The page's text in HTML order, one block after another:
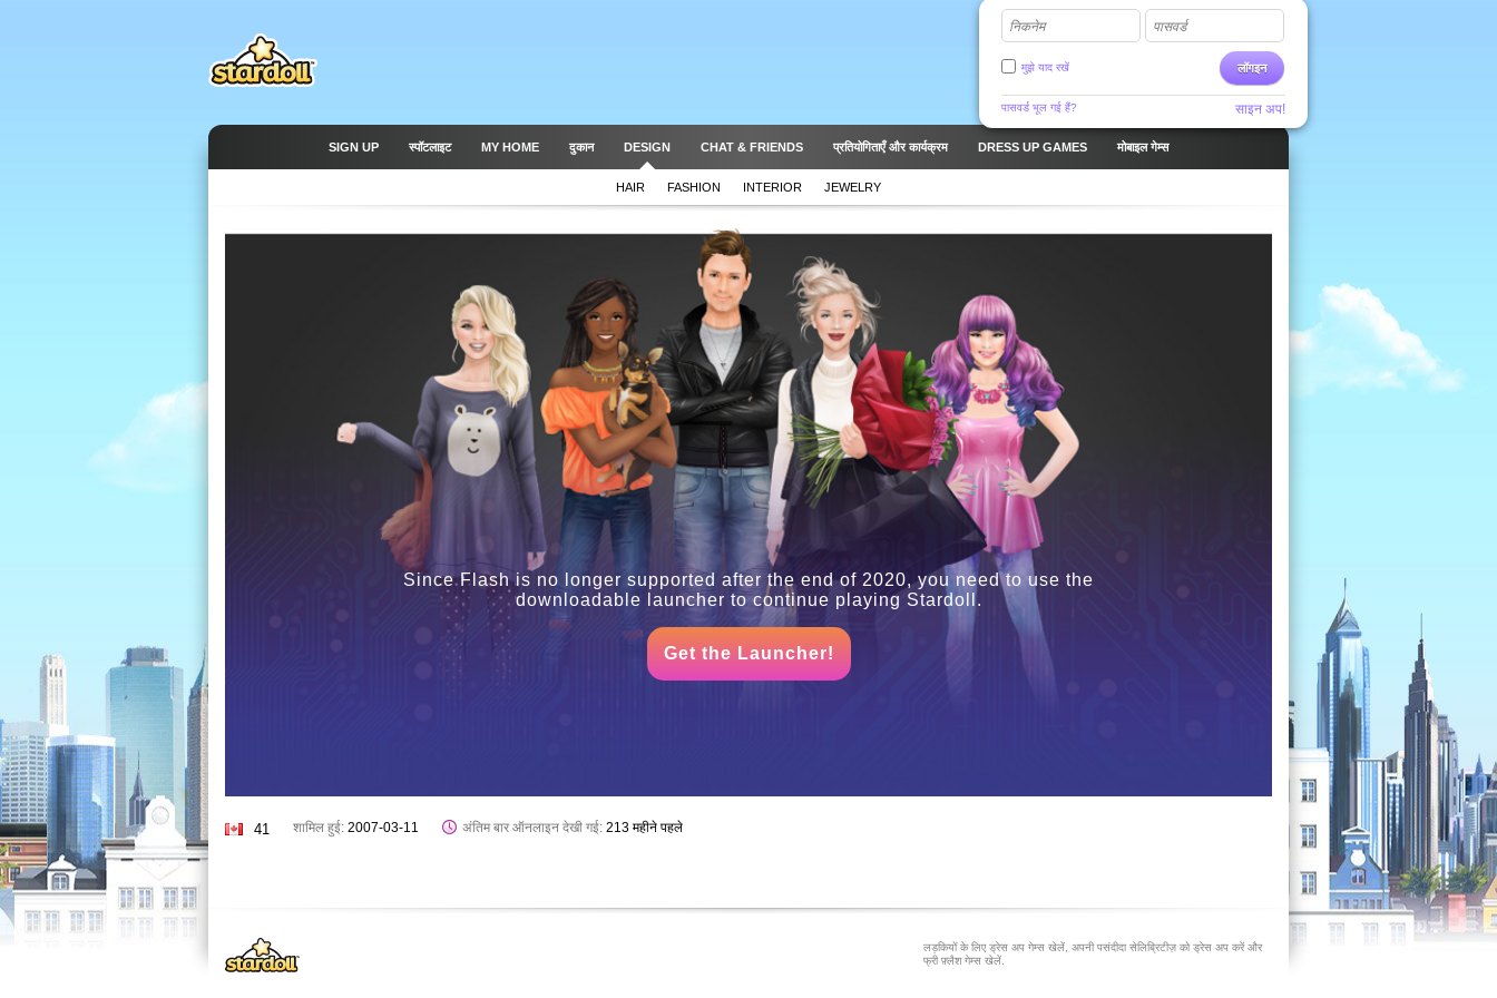
निकनेम पासवर्ड
लॉगइन
मुझे याद रखें
पासवर्ड भूल गई हैं? साइन अप!
SIGN UP स्पॉटलाइट MY HOME दुकान DESIGN CHAT & FRIENDS प्रतियोगिताएँ और कार्यक्रम DRESS UP GAMES मोबाइल गेम्स
HAIR FASHION INTERIOR JEWELRY
Since Flash is no longer supported after the end of 2020, you need to use the
downloadable launcher to continue playing Stardoll.
Get the Launcher!
41 शामिल हुई: 2007-03-11 अंतिम बार ऑनलाइन देखी गई: 213 महीने पहले
लड़कियों के लिए ड्रेस अप गेम्स खेलें, अपनी पसंदीदा सेलिब्रिटीज़ को ड्रेस अप करें और
फ्री फ़्लैश गेम्स खेलें.